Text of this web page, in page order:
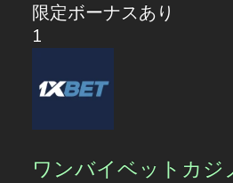
限定ボーナスあり
1
ワンバイベットカジ